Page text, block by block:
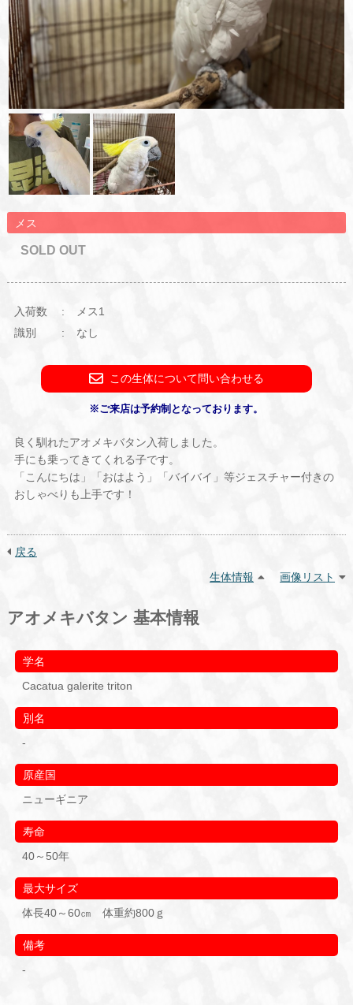
メス
SOLD OUT
入荷数
メス1
識別
なし
この生体について問い合わせる
※ご来店は予約制となっております。
良く馴れたアオメキバタン入荷しました。
手にも乗ってきてくれる子です。
「こんにちは」「おはよう」「バイバイ」等ジェスチャー付きの
おしゃべりも上手です！
戻る
生体情報
画像リスト
アオメキバタン 基本情報
学名
Cacatua galerite triton
別名
-
原産国
ニューギニア
寿命
40～50年
最大サイズ
体長40～60㎝ 体重約800ｇ
備考
-